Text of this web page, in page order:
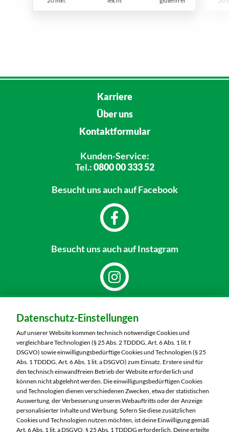
Karriere
Über uns
Kontaktformular
Kunden-Service:
Tel.:0800 00 333 52
Besucht unsauch auf Facebook
Besucht unsauch auf Instagram
MARKTKAUF Schweinfurt
Carl-Benz-Straße 7
97424 Schweinfurt
Telefon:09721 77040
Markt ändern
Öffnungszeiten diese Woche:
Mo:
07:00 – 20:00 Uhr
Datenschutz-Einstellungen
Auf unserer Website kommen technisch notwendige Cookies und
vergleichbare Technologien (§ 25 Abs. 2 TDDDG, Art. 6 Abs. 1 lit. f
DSGVO) sowie einwilligungsbedürftige Cookies und Technologien (§ 25
Abs. 1 TDDDG, Art. 6 Abs. 1 lit. a DSGVO) zum Einsatz. Erstere sind für
den technisch einwandfreien Betrieb der Website erforderlich und
können nicht abgelehnt werden. Die einwilligungsbedürftigen Cookies
und Technologien dienen verschiedenen Zwecken, etwa der statistischen
Auswertung, der Verbesserung unseres Webauftritts oder der Anzeige
personalisierter Inhalte und Werbung. Sofern Sie diese zusätzlichen
Cookies und Technologien nutzen möchten, ist deine Einwilligung gemäß
Art. 6 Abs. 1 lit. a DSGVO, § 25 Abs. 1 TDDDG erforderlich. Deine erteilte